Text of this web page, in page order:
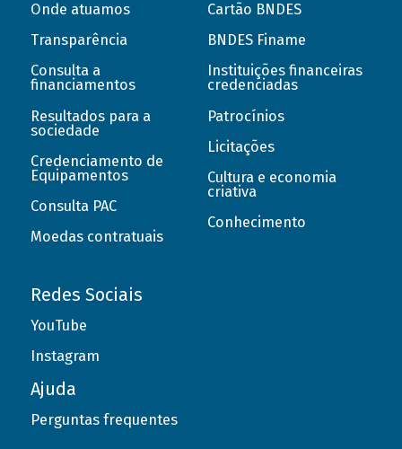
Onde atuamos
Transparência
Consulta a
financiamentos
Resultados para a
sociedade
Credenciamento de
Equipamentos
Consulta PAC
Moedas contratuais
Cartão BNDES
BNDES Finame
Instituições financeiras
credenciadas
Patrocínios
Licitações
Cultura e economia
criativa
Conhecimento
Redes Sociais
YouTube
Instagram
Ajuda
Perguntas frequentes